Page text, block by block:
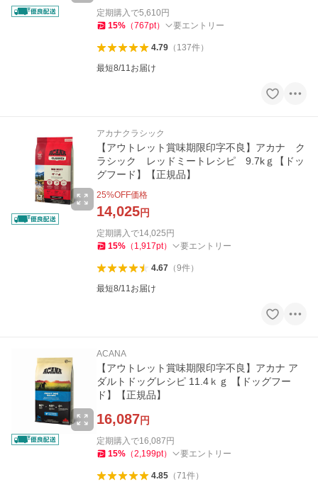
定期購入で5,610 円
15% （767pt） 要エントリー
4.79（ 137件）
最短8/11お届け
アカナクラシック
【アウトレット賞味期限印字不良】アカナ ク
ラシック レッドミートレシピ 9.7kｇ【ドッ
グフード】【正規品】
25%OFF価格
14,025円
定期購入で14,025 円
15% （ 1,917pt） 要エントリー
4.67（9件）
最短8/11お届け
ACANA
【アウトレット賞味期限印字不良】アカナ ア
ダルトドッグレシピ 11.4ｋｇ 【ドッグフー
ド】【正規品】
16,087円
定期購入で16,087 円
15% （2,199pt） 要エントリー
4.85（71件）